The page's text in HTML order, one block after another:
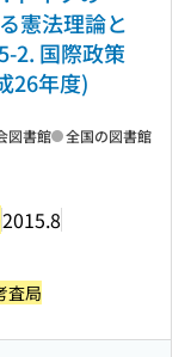
憲法理論と
2. 国際政策
26年度)
2015.8
図書館 全国の図書館
査局